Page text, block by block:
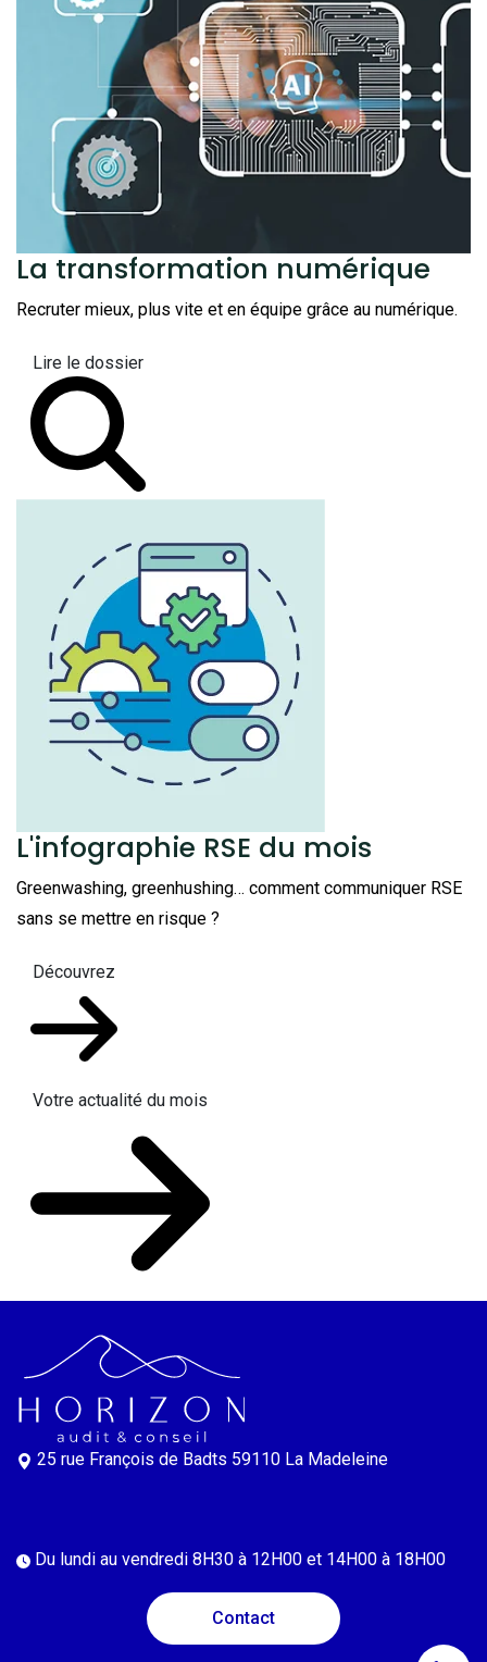
La transformation numérique
Recruter mieux, plus vite et en équipe grâce au numérique.
Lire le dossier
L'infographie RSE du mois
Greenwashing, greenhushing… comment communiquer RSE
sans se mettre en risque ?
Découvrez
Votre actualité du mois
25 rue François de Badts 59110 La Madeleine
Du lundi au vendredi 8H30 à 12H00 et 14H00 à 18H00
Contact